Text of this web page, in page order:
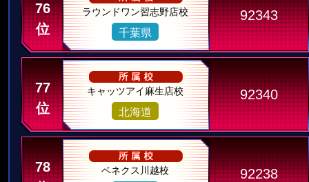
76
位
ラウンドワン習志野店校
千葉県
92343
77
位
キャッツアイ麻生店校
北海道
92340
78
ベネクス川越校 92238